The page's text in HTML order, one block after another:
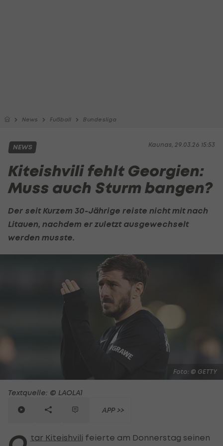
News Fußball Bundesliga
Kaunas, 29.03.26 15:53
NEWS
Kiteishvili fehlt Georgien:
Muss auch Sturm bangen?
Der seit Kurzem 30-Jährige reiste nicht mit nach
Litauen, nachdem er zuletzt ausgewechselt
werden musste.
Foto: © GETTY
Textquelle: © LAOLA1
APP >>
tar Kiteishvili feierte am Donnerstag seinen